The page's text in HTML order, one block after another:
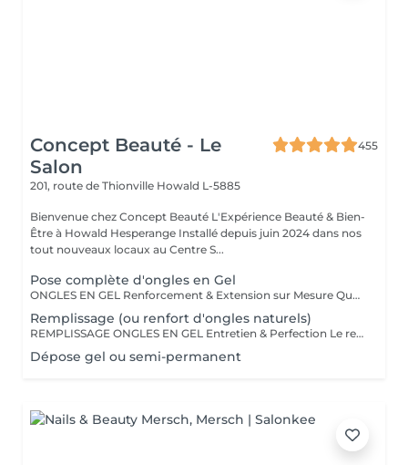
Concept Beauté - Le
Salon
455
201, route de Thionville Howald L-5885
Bienvenue chez Concept Beauté L'Expérience Beauté & Bien-
Être à Howald Hesperange Installé depuis juin 2024 dans nos
tout nouveaux locaux au Centre S...
Pose complète d'ongles en Gel
ONGLES EN GEL Renforcement & Extension sur Mesure Que vous souhaitiez allonger, renforcer ou corriger vos ongles, la technique du gel ProNails permet d'obtenir des ongles impeccables, résistants et naturels. Pourquoi choisir les ongles en gel ? Adapté aux ongles fragiles ou cassants Permet d'obtenir une longueur et une forme personnalisées Finition naturelle ou sophistiquée selon vos envies Remplissage conseillé toutes les 3 à 4 semaines Possibilité de French manucure, effet babyboomer ou nail art selon vos envies !
Remplissage (ou renfort d'ongles naturels)
REMPLISSAGE ONGLES EN GEL Entretien & Perfection Le remplissage des ongles en gel est une étape essentielle pour préserver la beauté et la tenue de votre pose. Avec la repousse naturelle de l'ongle, un entretien régulier permet de redonner à vos ongles un aspect parfait, sans avoir à refaire une pose complète. Pourquoi faire un remplissage ? Redonne un aspect uniforme et impeccable Préserve la solidité et la durabilité de votre pose en gel Évite les décollements et renforce la structure de l'ongle Possibilité de changer la couleur ou d'ajouter une nouvelle décoration Fréquence conseillée : toutes les 3 à 4 semaines pour un résultat toujours soigné et harmonieux. Profitez-en pour opter pour une nouvelle teinte, un effet babyboomer ou un nail art unique !
Dépose gel ou semi-permanent